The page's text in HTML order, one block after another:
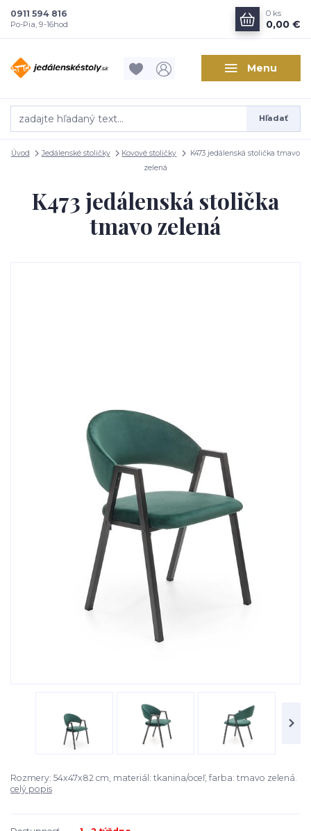
Menu
Hľadať
0911 594 816
Po-Pia, 9-16hod
0 ks
0,00 €
Úvod Jedálenské stoličky Kovové stoličky
K473 jedálenská stolička tmavo
zelená
K473 jedálenská stolička
tmavo zelená
Rozmery: 54x47x82 cm, materiál: tkanina/oceľ, farba: tmavo zelená.
celý popis